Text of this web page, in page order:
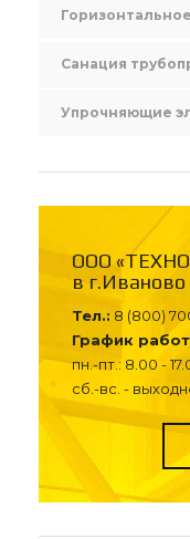
Санация
Упрочняющие
ООО
в г.Иваново
Тел.: 8 (800)
График
пн.-пт.: 8.00 -
сб.-вс. -